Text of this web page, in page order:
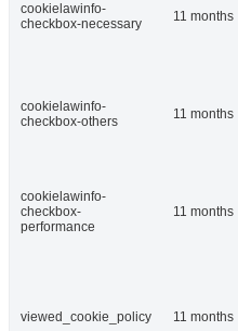
cookielawinfo-
checkbox-necessary
11 months
cookielawinfo-
checkbox-others
11 months
cookielawinfo-
checkbox-
performance
11 months
viewed_cookie_policy 11 months